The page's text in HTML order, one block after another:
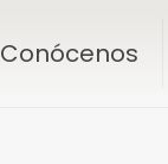
Conócenos